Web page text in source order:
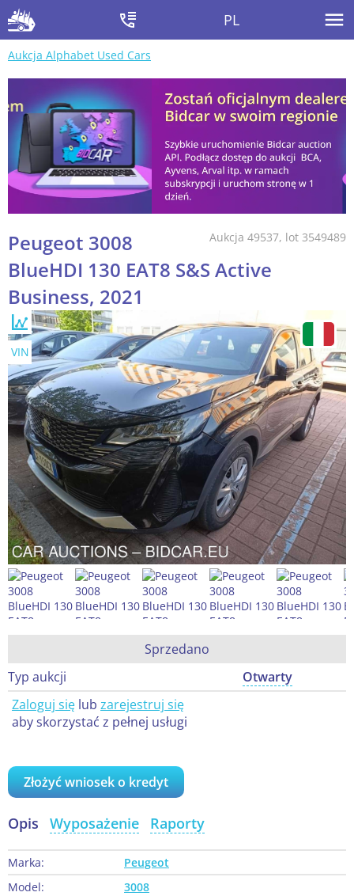
PL
Aukcja Alphabet Used Cars
Aukcja 49537, lot 3549489
Peugeot 3008
BlueHDI 130 EAT8 S&S Active
Business, 2021
VIN
Sprzedano
Typ aukcji
Otwarty
Zaloguj się lub zarejestruj się
aby skorzystać z pełnej usługi
Złożyć wniosek o kredyt
Opis Wyposażenie Raporty
Marka:
Peugeot
Model:
3008